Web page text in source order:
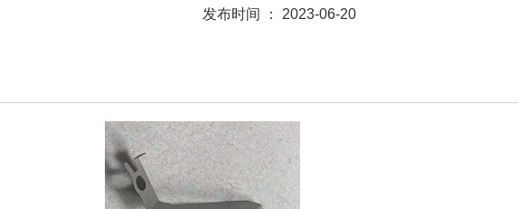
发布时间 ： 2023-06-20